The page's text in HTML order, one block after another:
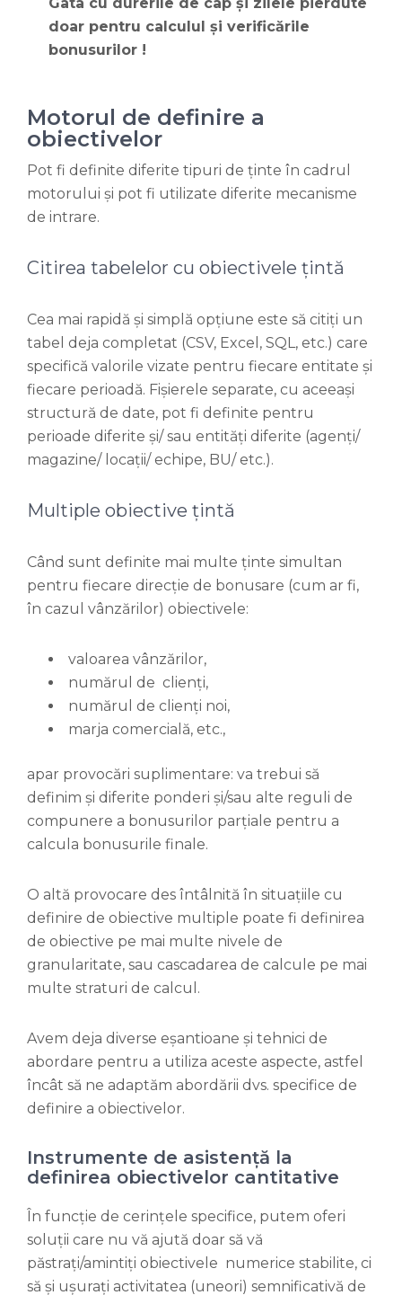
doar pentru calculul și verificările
bonusurilor !
Motorul de definire a
obiectivelor
Pot fi definite diferite tipuri de ținte în cadrul
motorului și pot fi utilizate diferite mecanisme
de intrare.
Citirea tabelelor cu obiectivele țintă
Cea mai rapidă și simplă opțiune este să citiți un
tabel deja completat (CSV, Excel, SQL, etc.) care
specifică valorile vizate pentru fiecare entitate și
fiecare perioadă. Fișierele separate, cu aceeași
structură de date, pot fi definite pentru
perioade diferite și/ sau entități diferite (agenți/
magazine/ locații/ echipe, BU/ etc.).
Multiple obiective țintă
Când sunt definite mai multe ținte simultan
pentru fiecare direcție de bonusare (cum ar fi,
în cazul vânzărilor) obiectivele:
valoarea vânzărilor,
numărul de clienți,
numărul de clienți noi,
marja comercială, etc.,
apar provocări suplimentare: va trebui să
definim și diferite ponderi și/sau alte reguli de
compunere a bonusurilor parțiale pentru a
calcula bonusurile finale.
O altă provocare des întâlnită în situațiile cu
definire de obiective multiple poate fi definirea
de obiective pe mai multe nivele de
granularitate, sau cascadarea de calcule pe mai
multe straturi de calcul.
Avem deja diverse eșantioane și tehnici de
abordare pentru a utiliza aceste aspecte, astfel
încât să ne adaptăm abordării dvs. specifice de
definire a obiectivelor.
Instrumente de asistență la
definirea obiectivelor cantitative
În funcție de cerințele specifice, putem oferi
soluții care nu vă ajută doar să vă
păstrați/amintiți obiectivele numerice stabilite, ci
să și ușurați activitatea (uneori) semnificativă de